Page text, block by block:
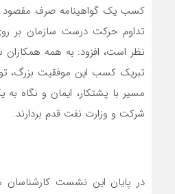
کسب یک گواهینامه صرف مقصود
تداوم حرکت درست سازمان بر
نظر است، افزود: به همه
تبریک کسب این موفقیت بزرگ،
مسیر با پشتکار، ایمان و نگاه
شرکت و وزارت نفت قدم بردارند.
در پایان این نشست